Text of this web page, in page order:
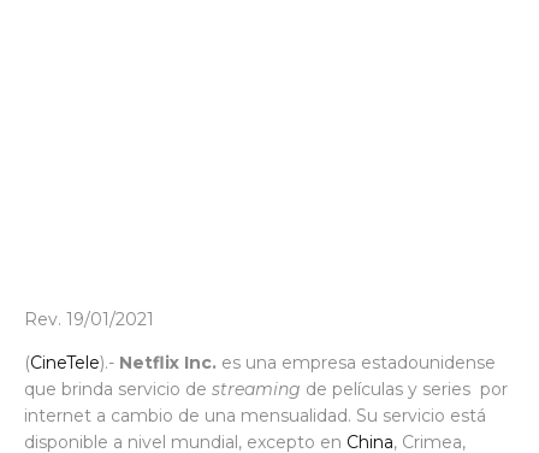
Rev. 19/01/2021
(CineTele).- Netflix Inc. es una empresa estadounidense
que brinda servicio de streaming de películas y series por
internet a cambio de una mensualidad. Su servicio está
disponible a nivel mundial, excepto en China, Crimea,